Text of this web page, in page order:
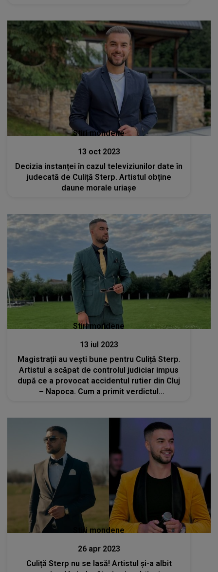
Stiri mondene
13 oct 2023
Decizia instanței în cazul televiziunilor date în
judecată de Culiță Sterp. Artistul obține
daune morale uriașe
Stiri mondene
13 iul 2023
Magistrații au vești bune pentru Culiță Sterp.
Artistul a scăpat de controlul judiciar impus
după ce a provocat accidentul rutier din Cluj
– Napoca. Cum a primit verdictul
Stiri mondene
26 apr 2023
Culiță Sterp nu se lasă! Artistul și-a albit